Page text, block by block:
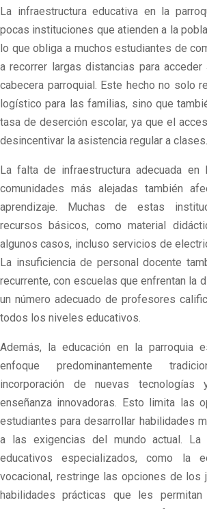
La infraestructura educativa en la
pocas instituciones que atienden a la
lo que obliga a muchos estudiantes de
a recorrer largas distancias para
cabecera parroquial. Este hecho no solo
logístico para las familias, sino que
tasa de deserción escolar, ya que el
desincentivar la asistencia regular a clases.
La falta de infraestructura adecuada
comunidades más alejadas también
aprendizaje. Muchas de estas
recursos básicos, como material
algunos casos, incluso servicios de
La insuficiencia de personal docente
recurrente, con escuelas que enfrentan la
un número adecuado de profesores
todos los niveles educativos.
Además, la educación en la parroquia
enfoque predominantemente
incorporación de nuevas tecnologías
enseñanza innovadoras. Esto limita las
estudiantes para desarrollar habilidades
a las exigencias del mundo actual. La
educativos especializados, como la
vocacional, restringe las opciones de los
habilidades prácticas que les